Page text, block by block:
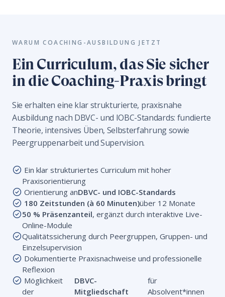
WARUM COACHING-AUSBILDUNG JETZT
Ein Curriculum, das Sie sicher
in die Coaching-Praxis bringt
Sie erhalten eine klar strukturierte, praxisnahe
Ausbildung nach DBVC- und IOBC-Standards: fundierte
Theorie, intensives Üben, Selbsterfahrung sowie
Peergruppenarbeit und Supervision.
Ein klar strukturiertes Curriculum mit hoher
Praxisorientierung
Orientierung anDBVC- und IOBC-Standards
180 Zeitstunden (à 60 Minuten)über 12 Monate
50 % Präsenzanteil, ergänzt durch interaktive Live-
Online-Module
Qualitätssicherung durch Peergruppen, Gruppen- und
Einzelsupervision
Dokumentierte Praxisnachweise und professionelle
Reflexion
Möglichkeit
der
DBVC-
Mitgliedschaft
für
Absolvent*innen